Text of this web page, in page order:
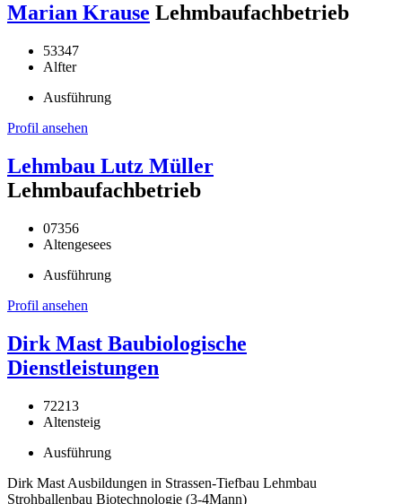
Marian Krause Lehmbaufachbetrieb
53347
Alfter
Ausführung
Profil ansehen
Lehmbau Lutz Müller
Lehmbaufachbetrieb
07356
Altengesees
Ausführung
Profil ansehen
Dirk Mast Baubiologische
Dienstleistungen
72213
Altensteig
Ausführung
Dirk Mast Ausbildungen in Strassen-Tiefbau Lehmbau
Strohballenbau Biotechnologie (3-4Mann)